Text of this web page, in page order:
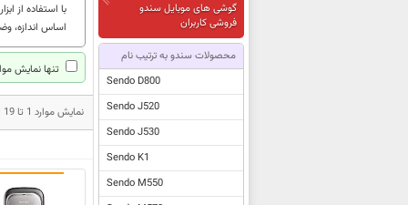
گوشی های موبایل سندو
فروشی کاربران
محصولات سندو به ترتیب نام
Sendo D800
Sendo J520
Sendo J530
Sendo K1
Sendo M550
با استفاده از
اساس اندازه،
تنها نمایش
نمایش موارد 1 تا 19 از مجموع 19 مدل محصول سندو